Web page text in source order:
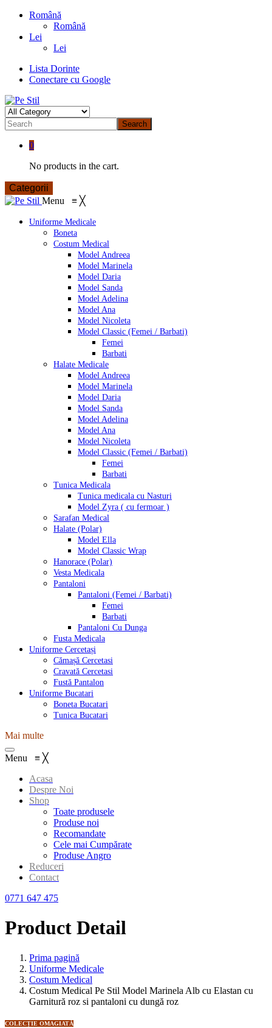
Română
Română
Lei
Lei
Lista Dorinte
Conectare cu Google
Search
0
No products in the cart.
Categorii
Menu ≡ ╳
Uniforme Medicale
Boneta
Costum Medical
Model Andreea
Model Marinela
Model Daria
Model Sanda
Model Adelina
Model Ana
Model Nicoleta
Model Classic (Femei / Barbati)
Femei
Barbati
Halate Medicale
Model Andreea
Model Marinela
Model Daria
Model Sanda
Model Adelina
Model Ana
Model Nicoleta
Model Classic (Femei / Barbati)
Femei
Barbati
Tunica Medicala
Tunica medicala cu Nasturi
Model Zyra ( cu fermoar )
Sarafan Medical
Halate (Polar)
Model Ella
Model Classic Wrap
Hanorace (Polar)
Vesta Medicala
Pantaloni
Pantaloni (Femei / Barbati)
Femei
Barbati
Pantaloni Cu Dunga
Fusta Medicala
Uniforme Cercetași
Cămașă Cercetasi
Cravată Cercetasi
Fustă Pantalon
Uniforme Bucatari
Boneta Bucatari
Tunica Bucatari
Mai multe
Menu ≡ ╳
Acasa
Despre Noi
Shop
Toate produsele
Produse noi
Recomandate
Cele mai Cumpărate
Produse Angro
Reduceri
Contact
0771 647 475
Product Detail
Prima pagină
Uniforme Medicale
Costum Medical
Costum Medical Pe Stil Model Marinela Alb cu Elastan cu
Garnitură roz si pantaloni cu dungă roz
COLECȚIE OMAGIATĂ